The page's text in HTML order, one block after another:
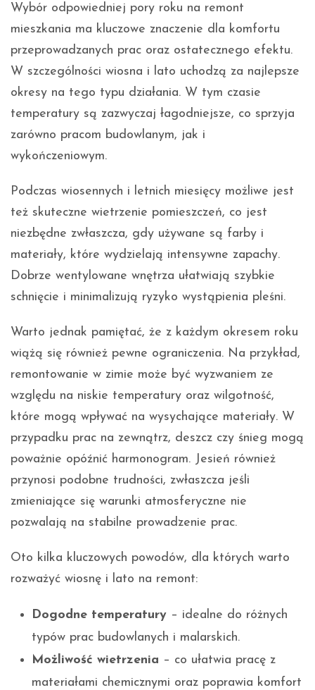
Wybór odpowiedniej pory roku na remont
mieszkania ma kluczowe znaczenie dla komfortu
przeprowadzanych prac oraz ostatecznego efektu.
W szczególności wiosna i lato uchodzą za najlepsze
okresy na tego typu działania. W tym czasie
temperatury są zazwyczaj łagodniejsze, co sprzyja
zarówno pracom budowlanym, jak i
wykończeniowym.
Podczas wiosennych i letnich miesięcy możliwe jest
też skuteczne wietrzenie pomieszczeń, co jest
niezbędne zwłaszcza, gdy używane są farby i
materiały, które wydzielają intensywne zapachy.
Dobrze wentylowane wnętrza ułatwiają szybkie
schnięcie i minimalizują ryzyko wystąpienia pleśni.
Warto jednak pamiętać, że z każdym okresem roku
wiążą się również pewne ograniczenia. Na przykład,
remontowanie w zimie może być wyzwaniem ze
względu na niskie temperatury oraz wilgotność,
które mogą wpływać na wysychające materiały. W
przypadku prac na zewnątrz, deszcz czy śnieg mogą
poważnie opóźnić harmonogram. Jesień również
przynosi podobne trudności, zwłaszcza jeśli
zmieniające się warunki atmosferyczne nie
pozwalają na stabilne prowadzenie prac.
Oto kilka kluczowych powodów, dla których warto
rozważyć wiosnę i lato na remont:
Dogodne temperatury – idealne do różnych
typów prac budowlanych i malarskich.
Możliwość wietrzenia – co ułatwia pracę z
materiałami chemicznymi oraz poprawia komfort